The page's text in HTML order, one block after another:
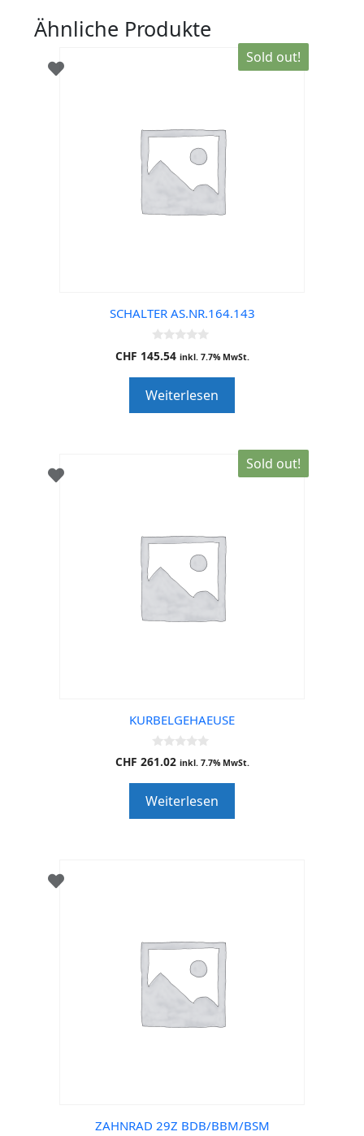
Ähnliche Produkte
Sold out!
SCHALTER AS.NR.164.143
0
o
o
f
5
CHF 145.54 inkl. 7.7% MwSt.
Weiterlesen
Sold out!
KURBELGEHAEUSE
0
o
o
f
5
CHF 261.02 inkl. 7.7% MwSt.
Weiterlesen
ZAHNRAD 29Z BDB/BBM/BSM